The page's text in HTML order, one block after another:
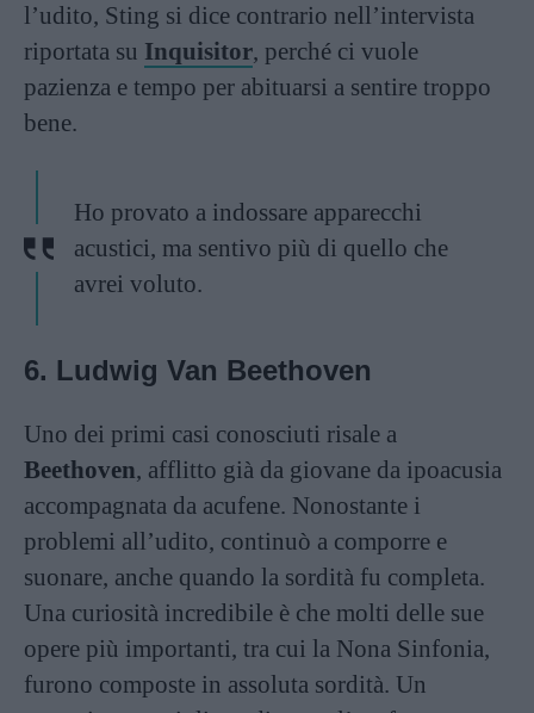
l’udito, Sting si dice contrario nell’intervista
riportata su Inquisitor, perché ci vuole
pazienza e tempo per abituarsi a sentire troppo
bene.
Ho provato a indossare apparecchi
acustici, ma sentivo più di quello che
avrei voluto.
6. Ludwig Van Beethoven
Uno dei primi casi conosciuti risale a
Beethoven, afflitto già da giovane da ipoacusia
accompagnata da acufene. Nonostante i
problemi all’udito, continuò a comporre e
suonare, anche quando la sordità fu completa.
Una curiosità incredibile è che molti delle sue
opere più importanti, tra cui la Nona Sinfonia,
furono composte in assoluta sordità. Un